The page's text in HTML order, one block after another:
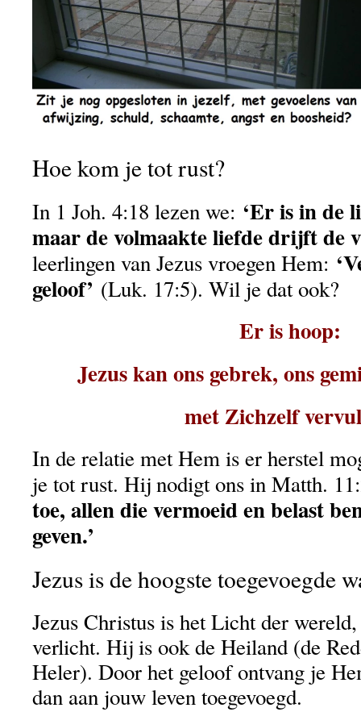
Hoe kom je tot rust?
In 1 Joh. 4:18 lezen we: ‘Er is in de
maar de volmaakte liefde drijft de
leerlingen van Jezus vroegen Hem:
geloof’ (Luk. 17:5). Wil je dat ook?
Er is hoop:
Jezus kan ons gebrek, ons
met Zichzelf
In de relatie met Hem is er herstel
je tot rust. Hij nodigt ons in Matth.
toe, allen die vermoeid en belast
geven.’
Jezus is de hoogste toegevoegde
Jezus Christus is het Licht der
verlicht. Hij is ook de Heiland (de
Heler). Door het geloof ontvang je
dan aan jouw leven toegevoegd.